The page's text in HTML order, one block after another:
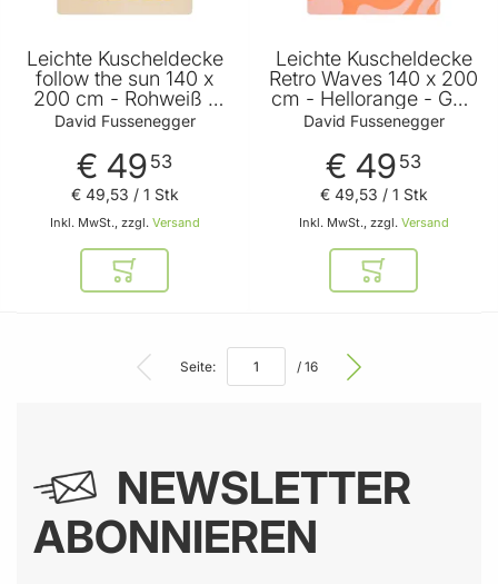
Leichte Kuscheldecke
follow the sun 140 x
200 cm - Rohweiß -
GRS zertifiziert - von
David Fussenegger
€ 49 53
Inkl. MwSt., zzgl. Versand
€ 49,53 / 1 Stk
In den Warenkorb
Leichte Kuscheldecke
Retro Waves 140 x 200
cm - Hellorange - GRS
zertifiziert - von David
David Fussenegger
€ 49 53
Inkl. MwSt., zzgl. Versand
€ 49,53 / 1 Stk
In den
Seite: / 16
NEWSLETTER
ABONNIEREN